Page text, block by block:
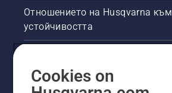
Отношението на Husqvarna към
устойчивостта
Други сайтове на Husqvarna
Cookies on